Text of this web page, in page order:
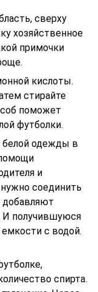
сверху
хозяйственное
примочки
кислоты.
стирайте
поможет
футболки.
белой одежды в
и
соединить
И получившуюся
с водой.
спирта.